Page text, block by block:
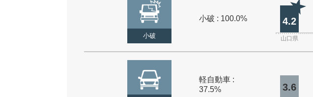
小破
小破 : 100.0% 4.2
山口県
軽自動車 :
37.5%
3.6